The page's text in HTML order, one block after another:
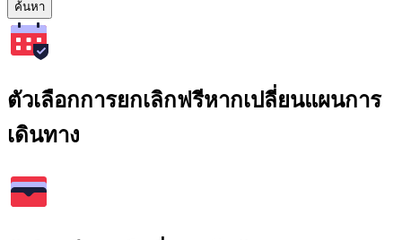
ค้นหา
ตัวเลือกการยกเลิกฟรีหากเปลี่ยนแผนการ
เดินทาง